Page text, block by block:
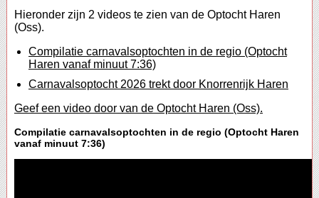
Hieronder zijn 2 videos te zien van de Optocht Haren
(Oss).
Compilatie carnavalsoptochten in de regio (Optocht
Haren vanaf minuut 7:36)
Carnavalsoptocht 2026 trekt door Knorrenrijk Haren
Geef een video door van de Optocht Haren (Oss).
Compilatie carnavalsoptochten in de regio (Optocht Haren
vanaf minuut 7:36)